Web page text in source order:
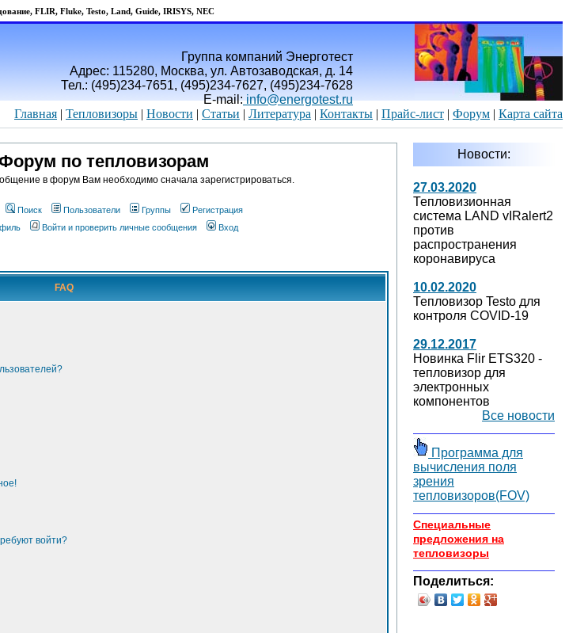
FLIR, Fluke, Testo, Land, Guide, IRISYS, NEC
Группа компаний Энерготест
Адрес: 115280, Москва, ул. Автозаводская, д. 14
Тел.: (495)234-7651, (495)234-7627, (495)234-7628
E-mail:info@energotest.ru
Главная | Тепловизоры | Новости | Статьи | Литература | Контакты | Прайс-лист | Форум | Карта сайта
по тепловизорам
в форум Вам необходимо сначала зарегистрироваться.
Поиск Пользователи Группы
Регистрация
Войти и проверить личные сообщения Вход
FAQ
войти?
Новости:
27.03.2020
Тепловизионная
система LAND vIRalert2
против
распространения
коронавируса
10.02.2020
Тепловизор Testo для
контроля COVID-19
29.12.2017
Новинка Flir ETS320 -
тепловизор для
электронных
компонентов
Все новости
Программа для
вычисления поля
зрения
тепловизоров(FOV)
Специальные
предложения на
тепловизоры
Поделиться: